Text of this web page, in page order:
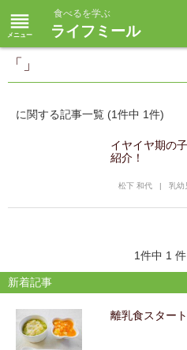
reorder 食べるを学ぶ
ライフミール
「」
に関する記事一覧 (1件中 1件)
イヤイヤ期の
紹介！
松下 和代 |乳幼
1件中 1
新着記事
離乳食スター